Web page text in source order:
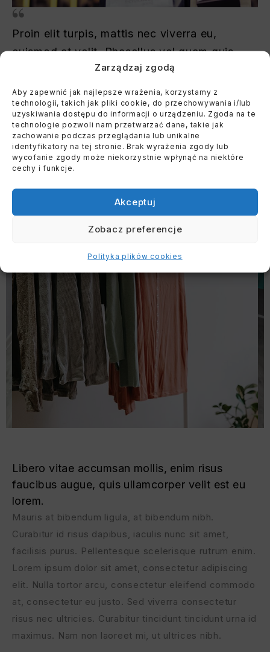
Zarządzaj zgodą
Aby zapewnić jak najlepsze wrażenia, korzystamy z
technologii, takich jak pliki cookie, do przechowywania i/lub
uzyskiwania dostępu do informacji o urządzeniu. Zgoda na te
technologie pozwoli nam przetwarzać dane, takie jak
zachowanie podczas przeglądania lub unikalne
identyfikatory na tej stronie. Brak wyrażenia zgody lub
wycofanie zgody może niekorzystnie wpłynąć na niektóre
cechy i funkcje.
Akceptuj
Zobacz preferencje
Polityka plików cookies
Proin elit turpis, mattis nec viverra eu,
euismod at velit. Phasellus vel quam quis
augue congue scelerisque.
Libero vitae accumsan mollis, enim risus
faucibus augue, quis ullamcorper velit est eu
lorem.
Mauris at bibendum ligula, at bibendum nibh.
Curabitur id risus dapibus, iaculis nunc sit amet,
facilisis purus. Pellentesque scelerisque rutrum enim.
Lorem ipsum dolor sit amet, consectetur adipiscing
elit. Nulla tortor arcu, consectetur eleifend commodo
at, consectetur eu justo. Sed viverra consectetur
risus nec ultricies. Curabitur tincidunt tincidunt urna id
maximus. Nam non laoreet mi, ut ultrices nibh.